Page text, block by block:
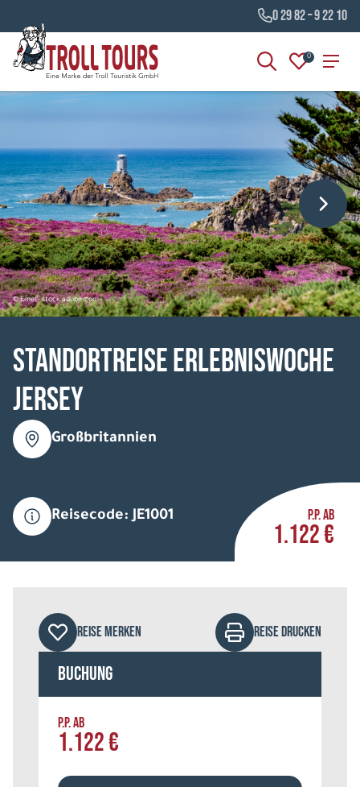
0 29 82 – 9 22 10
0
© Emel - stock.adobe.com
Standortreise Erlebniswoche
Jersey
Großbritannien
Reisecode: JE1001 P.P. AB
1.122 €
REISE MERKEN REISE DRUCKEN
Buchung
P.P. AB
1.122 €